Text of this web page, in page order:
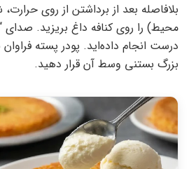
بلافاصله بعد از برداشتن از روی
محیط) را روی کنافه داغ بریزید. صدای
درست انجام داده‌اید. پودر پسته
بزرگ بستنی وسط آن قرار دهید.